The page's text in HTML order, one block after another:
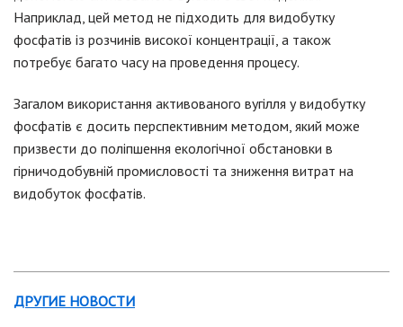
Наприклад, цей метод не підходить для видобутку
фосфатів із розчинів високої концентрації, а також
потребує багато часу на проведення процесу.
Загалом використання активованого вугілля у видобутку
фосфатів є досить перспективним методом, який може
призвести до поліпшення екологічної обстановки в
гірничодобувній промисловості та зниження витрат на
видобуток фосфатів.
ДРУГИЕ НОВОСТИ